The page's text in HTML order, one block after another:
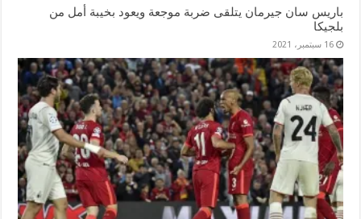
باريس سان جيرمان يتلقى ضربة موجعة ويعود بخيبة أمل من
بلجيكا
16 سبتمبر، 2021